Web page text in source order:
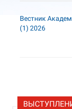
Вестник
(1) 2026